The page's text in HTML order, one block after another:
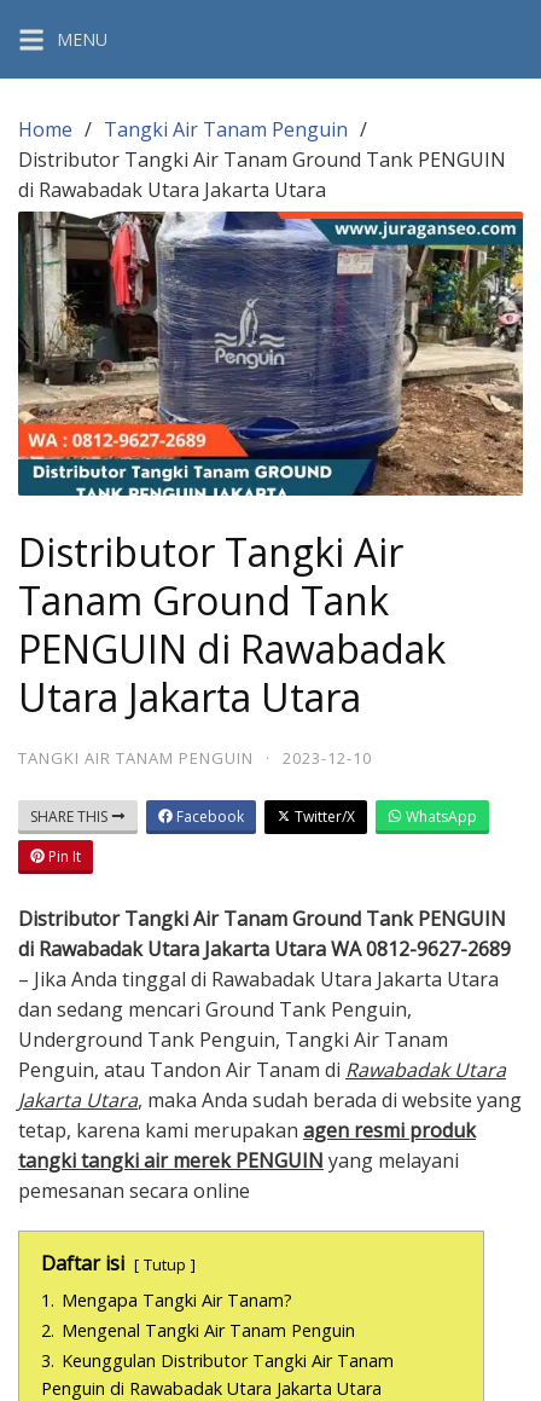
content
MENU
Home
Tangki Air Tanam Penguin
Distributor Tangki Air Tanam Ground Tank PENGUIN
di Rawabadak Utara Jakarta Utara
Distributor Tangki Air
Tanam Ground Tank
PENGUIN di Rawabadak
Utara Jakarta Utara
TANGKI AIR TANAM PENGUIN · 2023-12-10
SHARE THIS Facebook Twitter/X
WhatsApp
Pin It
Distributor Tangki Air Tanam Ground Tank PENGUIN
di Rawabadak Utara Jakarta Utara WA 0812-9627-2689
– Jika Anda tinggal di Rawabadak Utara Jakarta Utara
dan sedang mencari Ground Tank Penguin,
Underground Tank Penguin, Tangki Air Tanam
Penguin, atau Tandon Air Tanam di Rawabadak Utara
Jakarta Utara, maka Anda sudah berada di website yang
tetap, karena kami merupakan agen resmi produk
tangki tangki air merek PENGUIN yang melayani
pemesanan secara online
Daftar isi Tutup
1. Mengapa Tangki Air Tanam?
2. Mengenal Tangki Air Tanam Penguin
3. Keunggulan Distributor Tangki Air Tanam
Penguin di Rawabadak Utara Jakarta Utara